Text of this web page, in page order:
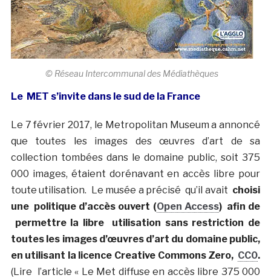
© Réseau Intercommunal des Médiathèques
Le MET s’invite dans le sud de la France
Le 7 février 2017, le Metropolitan Museum a annoncé
que toutes les images des œuvres d’art de sa
collection tombées dans le domaine public, soit 375
000 images, étaient dorénavant en accès libre pour
toute utilisation. Le musée a précisé qu’il avait choisi
une politique d’accès ouvert (Open Access) afin de
permettre la libre utilisation sans restriction de
toutes les images d’œuvres d’art du domaine public,
en utilisant la licence Creative Commons Zero, CC0.
(Lire l’article « Le Met diffuse en accès libre 375 000